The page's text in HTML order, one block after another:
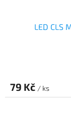
LED CLS
79 Kč / ks